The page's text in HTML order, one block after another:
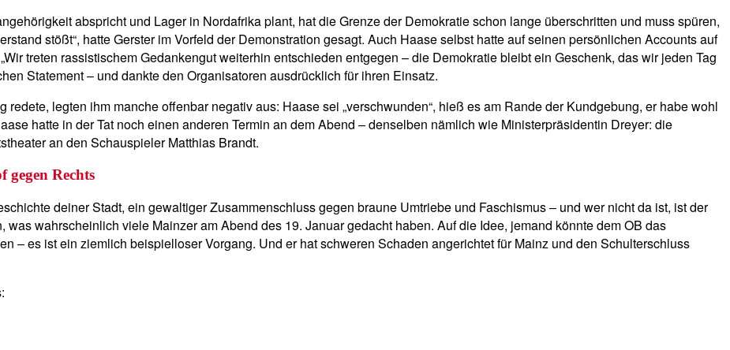
abspricht und Lager in Nordafrika plant, hat die Grenze der Demokratie schon lange überschritten und muss spüren,
stößt“, hatte Gerster im Vorfeld der Demonstration gesagt. Auch Haase selbst hatte auf seinen persönlichen Accounts auf
treten rassistischem Gedankengut weiterhin entschieden entgegen – die Demokratie bleibt ein Geschenk, das wir jeden Tag
Statement – und dankte den Organisatoren ausdrücklich für ihren Einsatz.
legten ihm manche offenbar negativ aus: Haase sei „verschwunden“, hieß es am Rande der Kundgebung, er habe wohl
hatte in der Tat noch einen anderen Termin an dem Abend – denselben nämlich wie Ministerpräsidentin Dreyer: die
an den Schauspieler Matthias Brandt.
Rechts
deiner Stadt, ein gewaltiger Zusammenschluss gegen braune Umtriebe und Faschismus – und wer nicht da ist, ist der
wahrscheinlich viele Mainzer am Abend des 19. Januar gedacht haben. Auf die Idee, jemand könnte dem OB das
– es ist ein ziemlich beispielloser Vorgang. Und er hat schweren Schaden angerichtet für Mainz und den Schulterschluss